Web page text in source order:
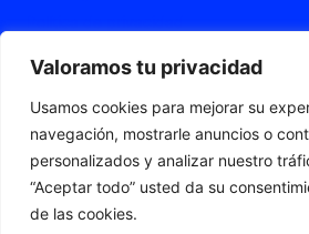
Valoramos tu privacidad
Usamos cookies para mejorar su
navegación, mostrarle anuncios o
personalizados y analizar nuestro
“Aceptar todo” usted da su
de las cookies.
Declaración de accesibilidad
Mapa web
© 2026 Fleximat